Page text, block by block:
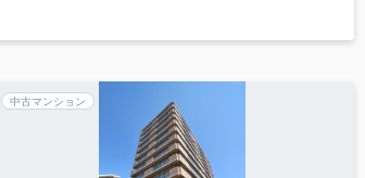
中古マンション